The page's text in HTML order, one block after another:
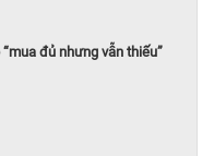
đủ nhưng vẫn thiếu”